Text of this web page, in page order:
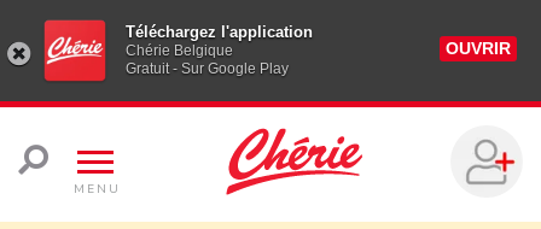
Téléchargez l'application
Chérie Belgique
Gratuit - Sur Google Play
OUVRIR
MENU